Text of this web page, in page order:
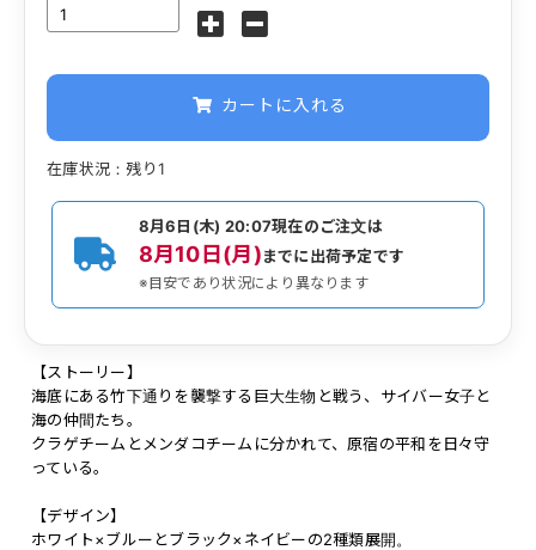
カートに入れる
在庫状況：残り1
8月6日(木) 20:07現在のご注文は
8月10日(月)までに出荷予定です
※目安であり状況により異なります
【ストーリー】
海底にある竹下通りを襲撃する巨大生物と戦う、サイバー女子と
海の仲間たち。
クラゲチームとメンダコチームに分かれて、原宿の平和を日々守
っている。
【デザイン】
ホワイト×ブルーとブラック×ネイビーの2種類展開。